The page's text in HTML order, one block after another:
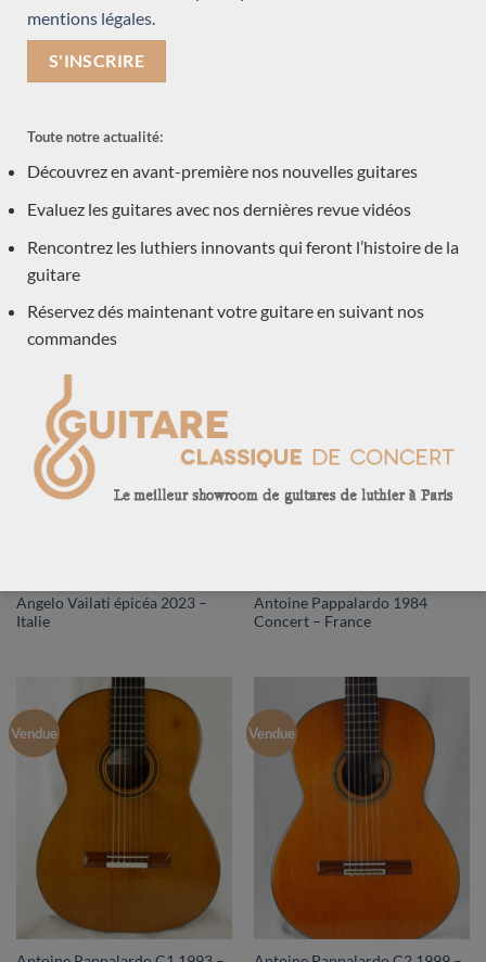
Angelo Vailati 2023 – Italie
Angelo Vailati épicéa 2023 –
Italie
Antoine Pappalardo 1984
Concert – France
Vendue Vendue
mentions légales.
Toute notre actualité:
Découvrez en avant-première nos nouvelles guitares
Evaluez les guitares avec nos dernières revue vidéos
Rencontrez les luthiers innovants qui feront l’histoire de la
guitare
Réservez dés maintenant votre guitare en suivant nos
commandes